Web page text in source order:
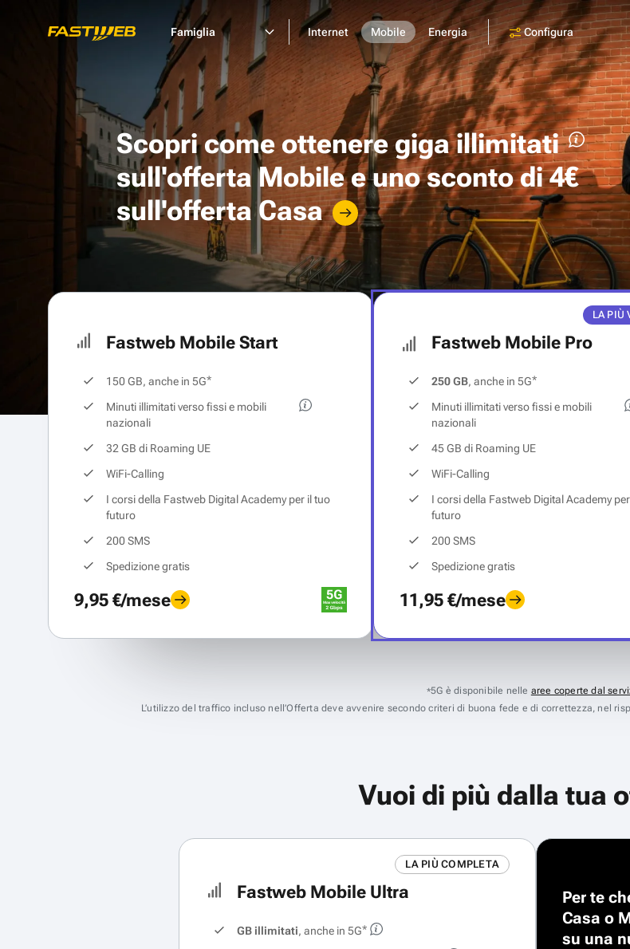
Famiglia Internet Mobile Energia Configura
Scopri come otteneregiga illimitati
sull'offerta Mobile e unosconto di 4€
sull'offerta Casa
Fastweb Mobile Start
150 GB, anche in 5G*
Minuti illimitati verso fissi e mobili
nazionali
32 GB di Roaming UE
WiFi-Calling
I corsi della Fastweb Digital Academy per il tuo
futuro
200 SMS
Spedizione gratis
9,95 €/mese
LA PIÙ
Fastweb Mobile Pro
250 GB, anche in 5G*
Minuti illimitati verso fissi e mobili
nazionali
45 GB di Roaming UE
WiFi-Calling
I corsi della Fastweb Digital Academy
futuro
200 SMS
Spedizione gratis
11,95 €/mese
*5G è disponibile nelle aree coperte dal
L’utilizzo del traffico incluso nell’Offerta deve avvenire secondo criteri di buona fede e di correttezza, nel
Vuoi di più dalla tua
LA PIÙ COMPLETA
Fastweb Mobile Ultra
GB illimitati, anche in 5G*
Per te
Casa o
su una